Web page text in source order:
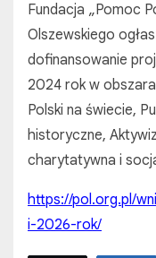
Fundacja „Pomoc
Olszewskiego
dofinansowanie
2024 rok w
Polski na świecie,
historyczne,
charytatywna i
https://pol.org.pl/
i-2026-rok/